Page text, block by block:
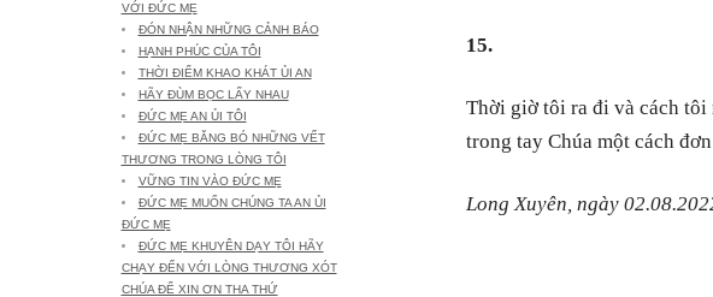
VỚI ĐỨC MẸ
ĐÓN NHẬN NHỮNG CẢNH BÁO
HẠNH PHÚC CỦA TÔI
THỜI ĐIỂM KHAO KHÁT ỦI AN
HÃY ĐÙM BỌC LẤY NHAU
ĐỨC MẸ AN ỦI TÔI
ĐỨC MẸ BĂNG BÓ NHỮNG VẾT
THƯƠNG TRONG LÒNG TÔI
VỮNG TIN VÀO ĐỨC MẸ
ĐỨC MẸ MUỐN CHÚNG TA AN ỦI
ĐỨC MẸ
ĐỨC MẸ KHUYÊN DẠY TÔI HÃY
CHẠY ĐẾN VỚI LÒNG THƯƠNG XÓT
CHÚA ĐỂ XIN ƠN THA THỨ
15.
Thời giờ tôi ra đi và cách tôi
trong tay Chúa một cách
Long Xuyên, ngày